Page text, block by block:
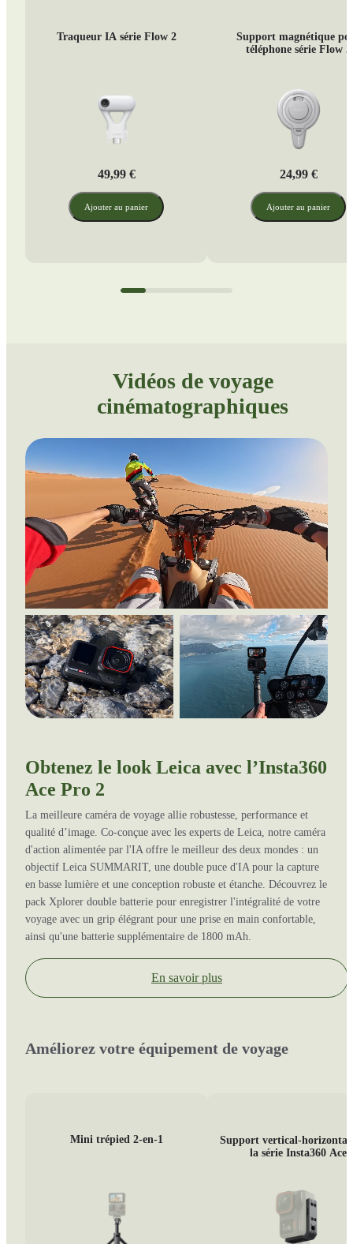
Traqueur IA série Flow 2
49,99 €
Ajouter au panier
Support magnétique
téléphone série Flow 2
24,99 €
Ajouter au panier
Vidéos de voyage
cinématographiques
Obtenez le look Leica avec l’Insta360
Ace Pro 2
La meilleure caméra de voyage allie robustesse, performance et
qualité d’image. Co-conçue avec les experts de Leica, notre caméra
d'action alimentée par l'IA offre le meilleur des deux mondes : un
objectif Leica SUMMARIT, une double puce d'IA pour la capture
en basse lumière et une conception robuste et étanche. Découvrez le
pack Xplorer double batterie pour enregistrer l'intégralité de votre
voyage avec un grip élégrant pour une prise en main confortable,
ainsi qu'une batterie supplémentaire de 1800 mAh.
En savoir plus
Améliorez votre équipement de voyage
Mini trépied 2-en-1
Support vertical-
la série Insta360 Ace